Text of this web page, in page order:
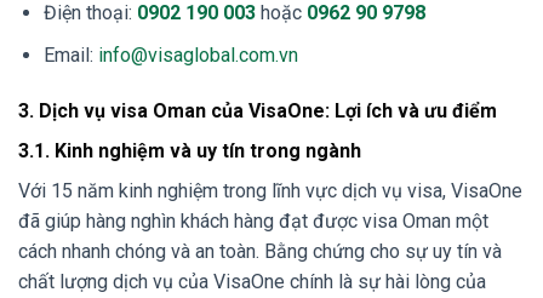
Điện thoại: 0902 190 003hoặc 0962 90 9798
Email: info@visaglobal.com.vn
3. Dịch vụ visa Oman của VisaOne: Lợi ích và ưu điểm
3.1. Kinh nghiệm và uy tín trong ngành
Với 15 năm kinh nghiệm trong lĩnh vực dịch vụ visa, VisaOne
đã giúp hàng nghìn khách hàng đạt được visa Oman một
cách nhanh chóng và an toàn. Bằng chứng cho sự uy tín và
chất lượng dịch vụ của VisaOne chính là sự hài lòng của